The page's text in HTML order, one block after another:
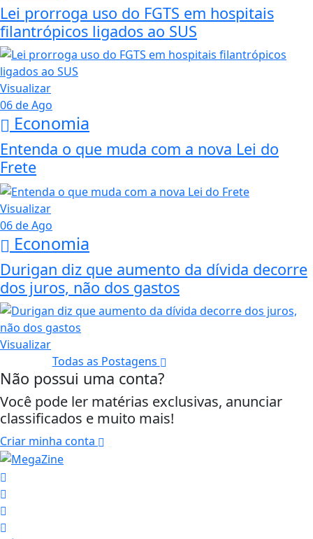
Lei prorroga uso do FGTS em hospitais
filantrópicos ligados ao SUS
Visualizar
06 de Ago
Economia
Entenda o que muda com a nova Lei do
Frete
Visualizar
06 de Ago
Economia
Durigan diz que aumento da dívida decorre
dos juros, não dos gastos
Visualizar
Todas as Postagens
Não possui uma conta?
Você pode ler matérias exclusivas, anunciar
classificados e muito mais!
Criar minha conta